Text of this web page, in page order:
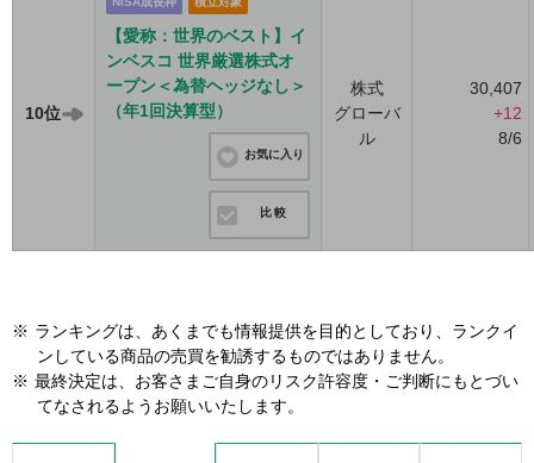
10位
【愛称：世界のベスト】イ
ンベスコ 世界厳選株式オ
ープン＜為替ヘッジなし＞
（年1回決算型）
お気に入り
比較
株式
グローバ
ル
30,407
+12
8/6
※ ランキングは、あくまでも情報提供を目的としており、ランクイ
ンしている商品の売買を勧誘するものではありません。
※ 最終決定は、お客さまご自身のリスク許容度・ご判断にもとづい
てなされるようお願いいたします。